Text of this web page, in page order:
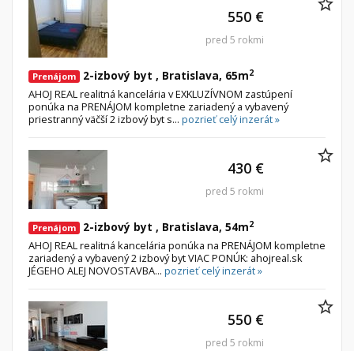
Prenájom 2-izbový byt , Bratislava, 65m2
AHOJ REAL realitná kancelária v EXKLUZÍVNOM zastúpení
ponúka na PRENÁJOM kompletne zariadený a vybavený
priestranný väčší 2 izbový byt s... pozrieť celý inzerát »
550 €
pred 5 rokmi
Prenájom 2-izbový byt , Bratislava, 54m2
AHOJ REAL realitná kancelária ponúka na PRENÁJOM kompletne
zariadený a vybavený 2 izbový byt VIAC PONÚK: ahojreal.sk
JÉGEHO ALEJ NOVOSTAVBA... pozrieť celý inzerát »
430 €
pred 5 rokmi
550 €
pred 5 rokmi